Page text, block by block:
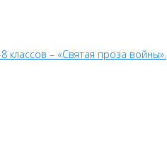
классов – «Святая проза войны».